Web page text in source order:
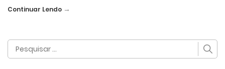
Continuar Lendo →